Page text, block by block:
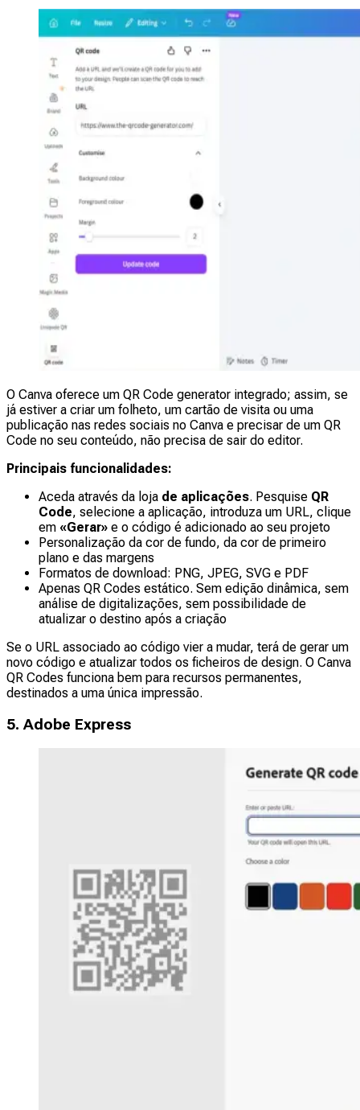
O Canva oferece um QR Code generator integrado; assim, se
já estiver a criar um folheto, um cartão de visita ou uma
publicação nas redes sociais no Canva e precisar de um QR
Code no seu conteúdo, não precisa de sair do editor.
Principais funcionalidades:
Aceda através da loja de aplicações. Pesquise QR
Code, selecione a aplicação, introduza um URL, clique
em «Gerar» e o código é adicionado ao seu projeto
Personalização da cor de fundo, da cor de primeiro
plano e das margens
Formatos de download: PNG, JPEG, SVG e PDF
Apenas QR Codes estático. Sem edição dinâmica, sem
análise de digitalizações, sem possibilidade de
atualizar o destino após a criação
Se o URL associado ao código vier a mudar, terá de gerar um
novo código e atualizar todos os ficheiros de design. O Canva
QR Codes funciona bem para recursos permanentes,
destinados a uma única impressão.
5. Adobe Express